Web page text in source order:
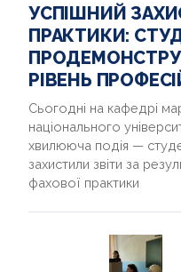
УСПІШНИЙ
ПРАКТИКИ:
РІВЕНЬ
Сьогодні на кафедрі
національного
хвилююча подія —
захистили звіти за
фахової практики